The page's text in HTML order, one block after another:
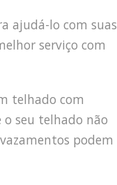
ajudá-lo com suas
serviço com
telhado com
o seu telhado não
podem